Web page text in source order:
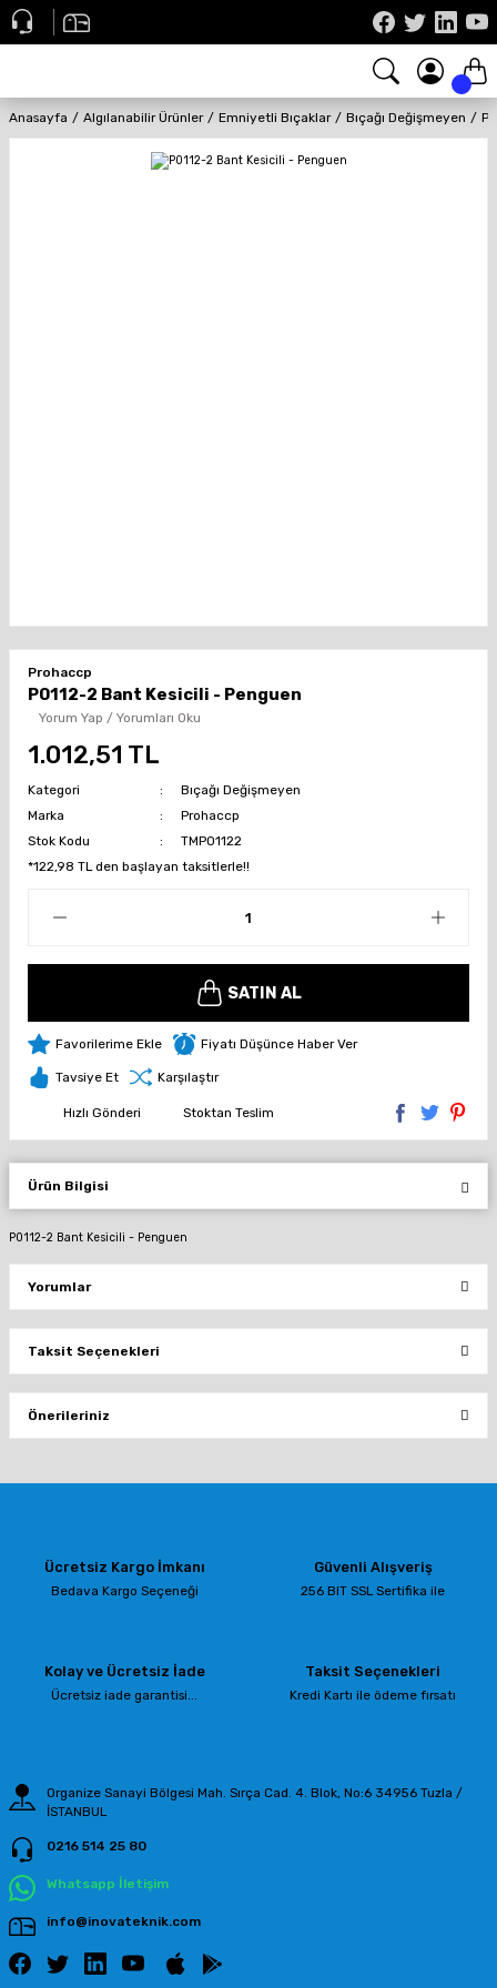
Anasayfa Algılanabilir Ürünler Emniyetli Bıçaklar Bıçağı Değişmeyen
Prohaccp
P0112-2 Bant Kesicili - Penguen
Yorum Yap / Yorumları Oku
1.012,51 TL
Kategori
Bıçağı Değişmeyen
Marka
Prohaccp
Stok Kodu
TMP01122
*122,98 TL den başlayan taksitlerle!!
SATIN AL
Fiyatı Düşünce Haber Ver
Tavsiye Et Karşılaştır
Hızlı Gönderi Stoktan Teslim
Ürün Bilgisi
P0112-2 Bant Kesicili - Penguen
Yorumlar
Bu ürüne ilk yorumu siz yapın!
Yorum Yaz
Taksit Seçenekleri
Önerileriniz
Ürün resmi kalitesiz, bozuk veya görüntülenemiyor.
Ürün fiyatı diğer sitelerden daha pahalı.
Ücretsiz Kargo İmkanı
Bedava Kargo Seçeneği
Güvenli Alışveriş
256 BIT SSL Sertifika ile
Kolay ve Ücretsiz İade
Ücretsiz iade garantisi...
Taksit Seçenekleri
Kredi Kartı ile ödeme fırsatı
Organize Sanayi Bölgesi Mah. Sırça Cad. 4. Blok, No:6 34956 Tuzla /
İSTANBUL
0216 514 25 80
Whatsapp İletişim
info@inovateknik.com